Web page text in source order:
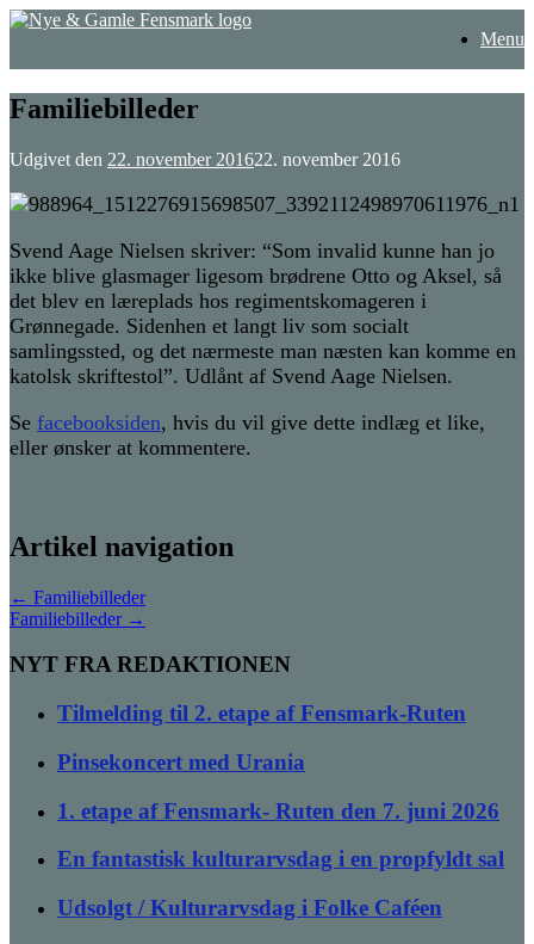
Gå
Menu
Familiebilleder
Udgivet den 22. november 201622. november 2016
Svend Aage Nielsen skriver: “Som invalid kunne han jo
ikke blive glasmager ligesom brødrene Otto og Aksel, så
det blev en læreplads hos regimentskomageren i
Grønnegade. Sidenhen et langt liv som socialt
samlingssted, og det nærmeste man næsten kan komme en
katolsk skriftestol”. Udlånt af Svend Aage Nielsen.
Se facebooksiden, hvis du vil give dette indlæg et like,
eller ønsker at kommentere.
Artikel navigation
← Familiebilleder
Familiebilleder →
NYT FRA REDAKTIONEN
Tilmelding til 2. etape af Fensmark-Ruten
Pinsekoncert med Urania
1. etape af Fensmark- Ruten den 7. juni 2026
En fantastisk kulturarvsdag i en propfyldt sal
Udsolgt / Kulturarvsdag i Folke Caféen